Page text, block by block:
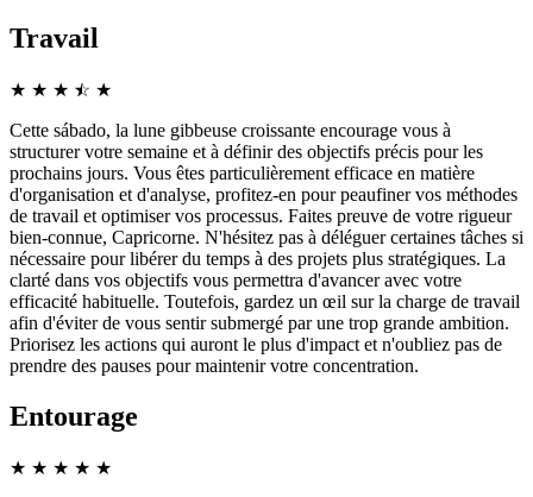
Travail
★ ★ ★ ☆
★ ★
Cette sábado, la lune gibbeuse croissante encourage vous à
structurer votre semaine et à définir des objectifs précis pour les
prochains jours. Vous êtes particulièrement efficace en matière
d'organisation et d'analyse, profitez-en pour peaufiner vos méthodes
de travail et optimiser vos processus. Faites preuve de votre rigueur
bien-connue, Capricorne. N'hésitez pas à déléguer certaines tâches si
nécessaire pour libérer du temps à des projets plus stratégiques. La
clarté dans vos objectifs vous permettra d'avancer avec votre
efficacité habituelle. Toutefois, gardez un œil sur la charge de travail
afin d'éviter de vous sentir submergé par une trop grande ambition.
Priorisez les actions qui auront le plus d'impact et n'oubliez pas de
prendre des pauses pour maintenir votre concentration.
Entourage
★ ★ ★ ★ ★